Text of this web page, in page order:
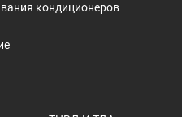
кондиционеров